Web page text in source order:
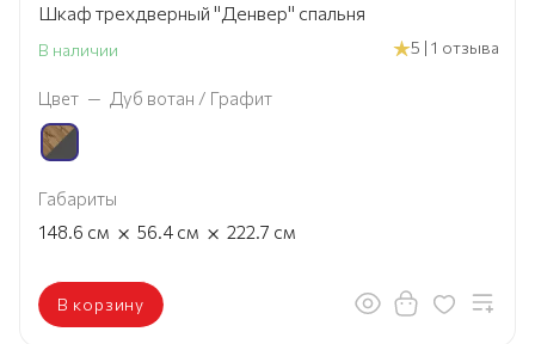
Шкаф трехдверный "Денвер" спальня
В наличии 5 | 1 отзыва
Цвет — Дуб вотан / Графит
Габариты
148.6 см × 56.4 см × 222.7 см
В корзину